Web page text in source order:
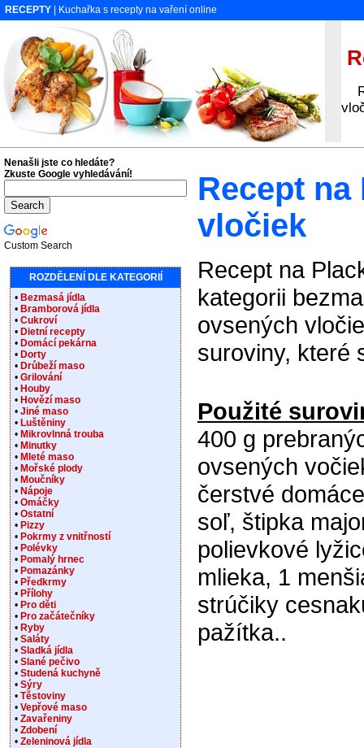
RECEPTY | Kuchařka s recepty na vaření online
Recept
vločiek
Recept na
kategorii
ovsených
suroviny, které
Použité
400 g
ovsených
čerstvé
soľ, štipka
polievkové
mlieka, 1
strúčiky
pažítka..
Nenašli jste co hledáte?
Zkuste Google vyhledávání!
Custom Search
ROZDĚLENÍ DLE KATEGORIÍ
• Bezmasá jídla
• Bramborová jídla
• Cukroví
• Dietní recepty
• Domácí pekárna
• Dorty
• Drůbeží maso
• Grilování
• Houby
• Hovězí maso
• Jiné maso
• Luštěniny
• Mikrovlnná trouba
• Minutky
• Mleté maso
• Mořské plody
• Moučníky
• Nápoje
• Omáčky
• Ostatní
• Pizzy
• Pokrmy z vnitřností
• Polévky
• Pomalý hrnec
• Pomazánky
• Předkrmy
• Přílohy
• Pro děti
• Pro začátečníky
• Ryby
• Saláty
• Sladká jídla
• Slané pečivo
• Studená kuchyně
• Sýry
• Těstoviny
• Vepřové maso
• Zavařeniny
• Zdobení
• Zeleninová jídla